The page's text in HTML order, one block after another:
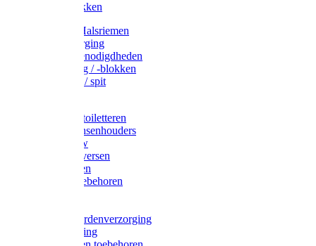
Varkensbakken
Halsters / Halsriemen
Hoefverzorging
Lammer benodigdheden
Ramdektuig / -blokken
Vastzetpen / spit
Poetsen & toiletteren
Zadel-/Trensenhouders
Halstertouw
Halsters diversen
Hoofdstellen
Zadel & toebehoren
Rapide paardenverzorging
Ruiter kleding